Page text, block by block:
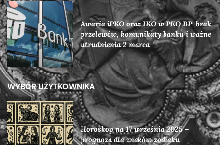
Awaria iPKO oraz IKO w PKO BP: brak
przelewów, komunikaty banku i ważne
utrudnienia 2 marca
WYBÓR UŻYTKOWNIKA
Horoskop na 17 września 2025 –
prognoza dla znaków zodiaku